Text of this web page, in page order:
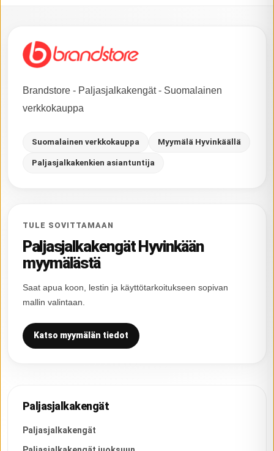
Brandstore - Paljasjalkakengät - Suomalainen
verkkokauppa
Suomalainen verkkokauppa Myymälä Hyvinkäällä
Paljasjalkakenkien asiantuntija
TULE SOVITTAMAAN
Paljasjalkakengät Hyvinkään
myymälästä
Saat apua koon, lestin ja käyttötarkoitukseen sopivan
mallin valintaan.
Katso myymälän tiedot
Paljasjalkakengät
Paljasjalkakengät